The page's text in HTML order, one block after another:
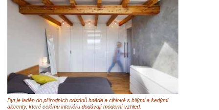
Byt je laděn do přírodních odstínů hnědé a cihlové s bílými a šedými
akcenty, které celému interiéru dodávají moderní vzhled.